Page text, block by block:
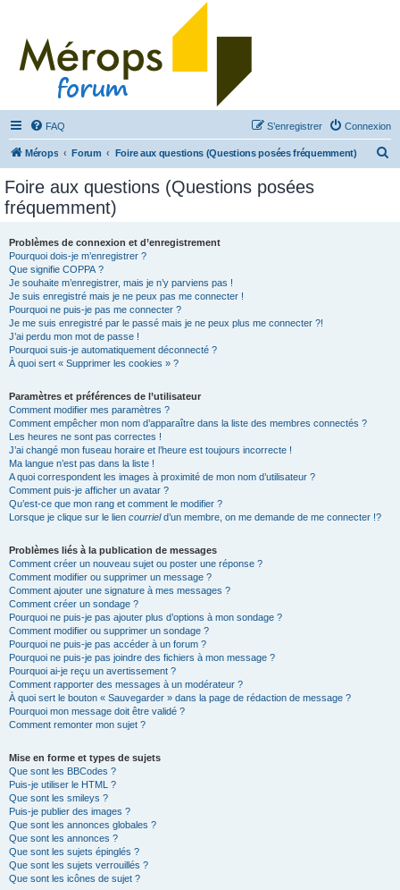
FAQ Connexion
S’enregistrer
Mérops Forum Foire aux questions (Questions posées fréquemment)
Foire aux questions (Questions posées
fréquemment)
Problèmes de connexion et d’enregistrement
Pourquoi dois-je m’enregistrer ?
Que signifie COPPA ?
Je souhaite m’enregistrer, mais je n’y parviens pas !
Je suis enregistré mais je ne peux pas me connecter !
Pourquoi ne puis-je pas me connecter ?
Je me suis enregistré par le passé mais je ne peux plus me connecter ?!
J’ai perdu mon mot de passe !
Pourquoi suis-je automatiquement déconnecté ?
À quoi sert « Supprimer les cookies » ?
Paramètres et préférences de l’utilisateur
Comment modifier mes paramètres ?
Comment empêcher mon nom d’apparaître dans la liste des membres connectés ?
Les heures ne sont pas correctes !
J’ai changé mon fuseau horaire et l’heure est toujours incorrecte !
Ma langue n’est pas dans la liste !
A quoi correspondent les images à proximité de mon nom d’utilisateur ?
Comment puis-je afficher un avatar ?
Qu’est-ce que mon rang et comment le modifier ?
Lorsque je clique sur le lien courrield’un membre, on me demande de me connecter !?
Problèmes liés à la publication de messages
Comment créer un nouveau sujet ou poster une réponse ?
Comment modifier ou supprimer un message ?
Comment ajouter une signature à mes messages ?
Comment créer un sondage ?
Pourquoi ne puis-je pas ajouter plus d’options à mon sondage ?
Comment modifier ou supprimer un sondage ?
Pourquoi ne puis-je pas accéder à un forum ?
Pourquoi ne puis-je pas joindre des fichiers à mon message ?
Pourquoi ai-je reçu un avertissement ?
Comment rapporter des messages à un modérateur ?
À quoi sert le bouton « Sauvegarder » dans la page de rédaction de message ?
Pourquoi mon message doit être validé ?
Comment remonter mon sujet ?
Mise en forme et types de sujets
Que sont les BBCodes ?
Puis-je utiliser le HTML ?
Que sont les smileys ?
Puis-je publier des images ?
Que sont les annonces globales ?
Que sont les annonces ?
Que sont les sujets épinglés ?
Que sont les sujets verrouillés ?
Que sont les icônes de sujet ?